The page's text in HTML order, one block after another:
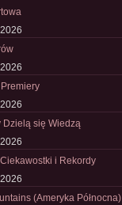
Dzielą się Wiedzą
i Rekordy
(Ameryka Północna)